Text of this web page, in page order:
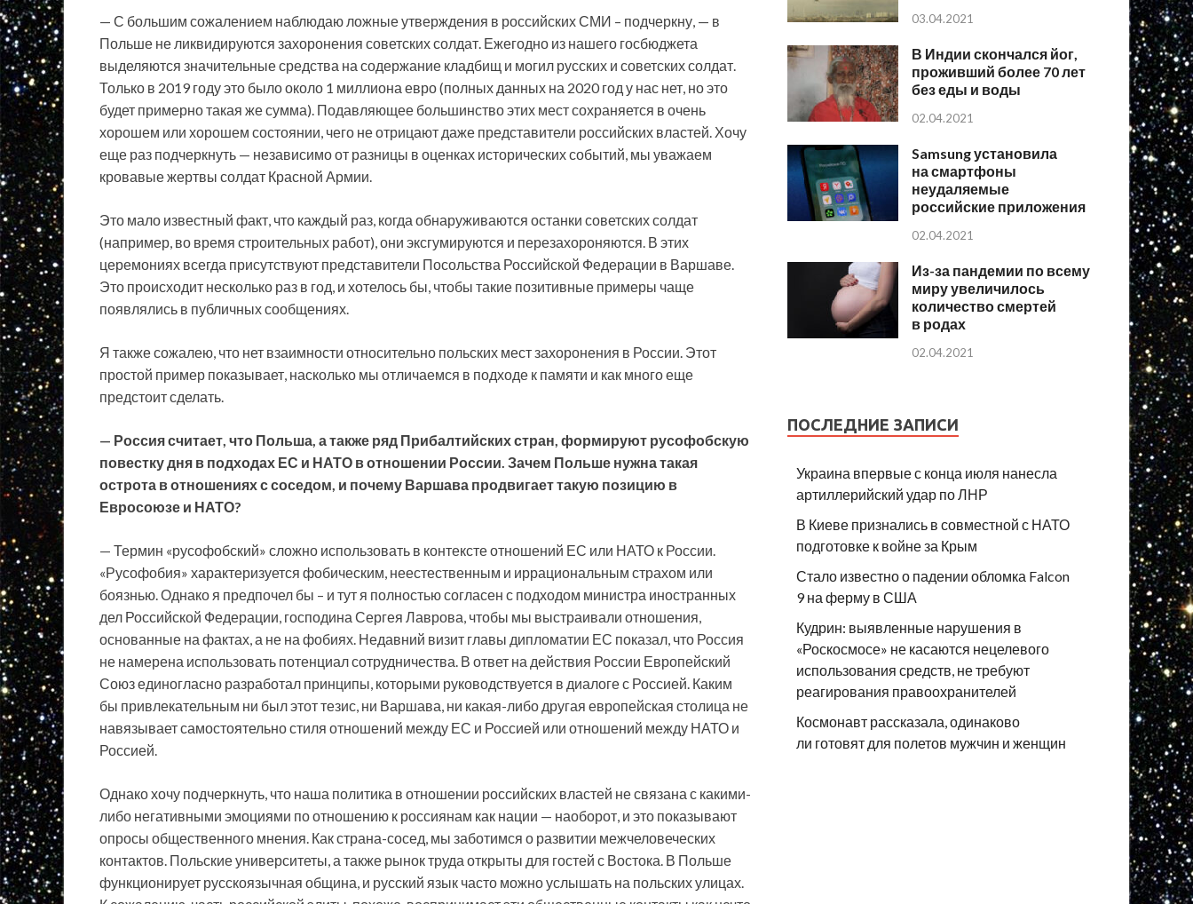
— С большим сожалением наблюдаю ложные утверждения в российских СМИ – подчеркну, — в
Польше не ликвидируются захоронения советских солдат. Ежегодно из нашего госбюджета
выделяются значительные средства на содержание кладбищ и могил русских и советских солдат.
Только в 2019 году это было около 1 миллиона евро (полных данных на 2020 год у нас нет, но это
будет примерно такая же сумма). Подавляющее большинство этих мест сохраняется в очень
хорошем или хорошем состоянии, чего не отрицают даже представители российских властей. Хочу
еще раз подчеркнуть — независимо от разницы в оценках исторических событий, мы уважаем
кровавые жертвы солдат Красной Армии.
Это мало известный факт, что каждый раз, когда обнаруживаются останки советских солдат
(например, во время строительных работ), они эксгумируются и перезахороняются. В этих
церемониях всегда присутствуют представители Посольства Российской Федерации в Варшаве.
Это происходит несколько раз в год, и хотелось бы, чтобы такие позитивные примеры чаще
появлялись в публичных сообщениях.
Я также сожалею, что нет взаимности относительно польских мест захоронения в России. Этот
простой пример показывает, насколько мы отличаемся в подходе к памяти и как много еще
предстоит сделать.
— Россия считает, что Польша, а также ряд Прибалтийских стран, формируют русофобскую
повестку дня в подходах ЕС и НАТО в отношении России. Зачем Польше нужна такая
острота в отношениях с соседом, и почему Варшава продвигает такую позицию в
Евросоюзе и НАТО?
— Термин «русофобский» сложно использовать в контексте отношений ЕС или НАТО к России.
«Русофобия» характеризуется фобическим, неестественным и иррациональным страхом или
боязнью. Однако я предпочел бы – и тут я полностью согласен с подходом министра иностранных
дел Российской Федерации, господина Сергея Лаврова, чтобы мы выстраивали отношения,
основанные на фактах, а не на фобиях. Недавний визит главы дипломатии ЕС показал, что Россия
не намерена использовать потенциал сотрудничества. В ответ на действия России Европейский
Союз единогласно разработал принципы, которыми руководствуется в диалоге с Россией. Каким
бы привлекательным ни был этот тезис, ни Варшава, ни какая-либо другая европейская столица не
навязывает самостоятельно стиля отношений между ЕС и Россией или отношений между НАТО и
Россией.
Однако хочу подчеркнуть, что наша политика в отношении российских властей не связана с какими-
либо негативными эмоциями по отношению к россиянам как нации — наоборот, и это показывают
опросы общественного мнения. Как страна-сосед, мы заботимся о развитии межчеловеческих
контактов. Польские университеты, а также рынок труда открыты для гостей с Востока. В Польше
функционирует русскоязычная община, и русский язык часто можно услышать на польских улицах.
03.04.2021
В Индии скончался йог,
проживший более 70 лет
без еды и воды
02.04.2021
Samsung установила
на смартфоны
неудаляемые
российские приложения
02.04.2021
Из-за пандемии по всему
миру увеличилось
количество смертей
в родах
02.04.2021
ПОСЛЕДНИЕ ЗАПИСИ
Украина впервые с конца июля нанесла
артиллерийский удар по ЛНР
В Киеве признались в совместной с НАТО
подготовке к войне за Крым
Стало известно о падении обломка Falcon
9 на ферму в США
Кудрин: выявленные нарушения в
«Роскосмосе» не касаются нецелевого
использования средств, не требуют
реагирования правоохранителей
Космонавт рассказала, одинаково
ли готовят для полетов мужчин и женщин